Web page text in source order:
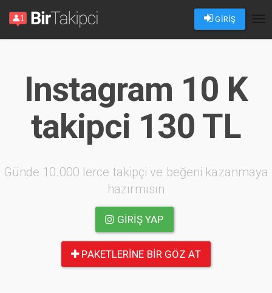
GİRİŞ
Instagram 10 K
takipci 130 TL
Günde 10.000 lerce takipçi ve beğeni kazanmaya
hazırmısın
GIRIŞ YAP
PAKETLERINE BIR GÖZ AT